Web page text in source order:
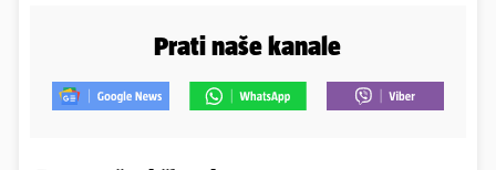
Prati naše kanale